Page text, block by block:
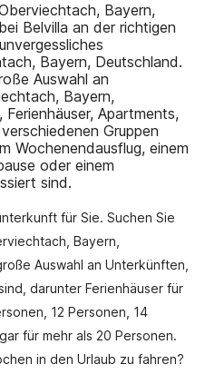
Bayern,
Belvilla an der richtigen
Bayern, Deutschland.
Auswahl an
Bayern,
Apartments,
Gruppen
Wochenendausflug, einem
oder einem
sind.
für Sie. Suchen Sie
Bayern,
Auswahl an Unterkünften,
darunter Ferienhäuser für
12 Personen, 14
für mehr als 20 Personen.
in den Urlaub zu fahren?